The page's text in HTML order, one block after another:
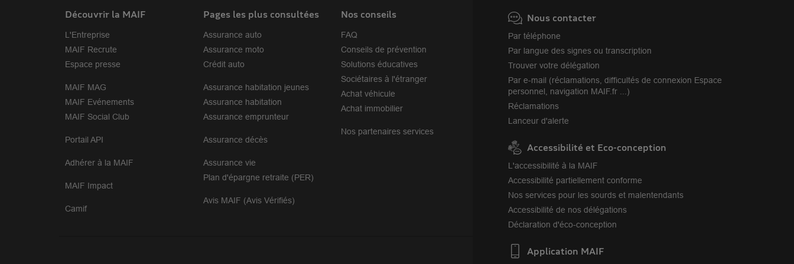
Découvrir la MAIF
L'Entreprise
MAIF Recrute
Espace presse
MAIF MAG
MAIF Evénements
MAIF Social Club
Portail API
Adhérer à la MAIF
MAIF Impact
Camif
Pages les plus consultées
Assurance auto
Assurance moto
Crédit auto
Assurance habitation jeunes
Assurance habitation
Assurance emprunteur
Assurance décès
Assurance vie
Plan d'épargne retraite (PER)
Avis MAIF (Avis Vérifiés)
Nos conseils
FAQ
Conseils de prévention
Solutions éducatives
Sociétaires à l'étranger
Achat véhicule
Achat immobilier
Nos partenaires services
Nous contacter
Par téléphone
Par langue des signes ou transcription
Trouver votre délégation
Par e-mail (réclamations, difficultés de connexion Espace
personnel, navigation MAIF.fr ...)
Réclamations
Lanceur d'alerte
Accessibilité et Eco-conception
L'accessibilité à la MAIF
Accessibilité partiellement conforme
Nos services pour les sourds et malentendants
Accessibilité de nos délégations
Déclaration d'éco-conception
Application MAIF